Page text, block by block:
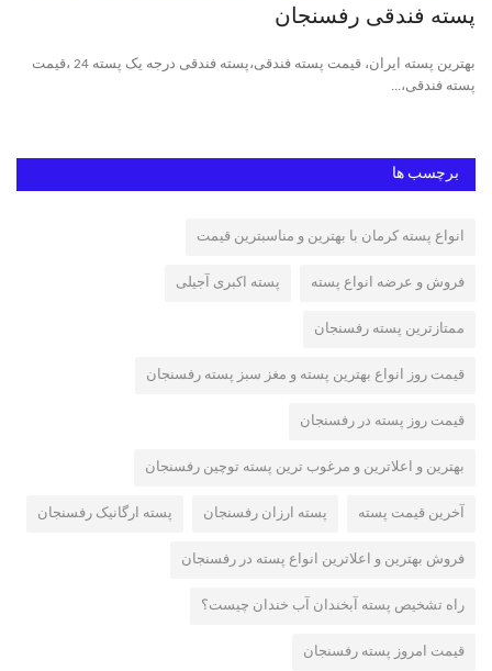
پسته فندقی رفسنجان
بهترین پسته ایران، قیمت پسته فندقی،پسته فندقی درجه یک پسته 24 ،قیمت
پسته فندقی،...
برچسب ها
انواع پسته کرمان با بهترین و مناسبترین قیمت
فروش و عرضه انواع پسته پسته اکبری آجیلی
ممتازترین پسته رفسنجان
قیمت روز انواع بهترین پسته و مغز سبز پسته رفسنجان
قیمت روز پسته در رفسنجان
بهترین و اعلاترین و مرغوب ترین پسته توچین رفسنجان
آخرین قیمت پسته پسته ارزان رفسنجان پسته ارگانیک رفسنجان
فروش بهترین و اعلاترین انواع پسته در رفسنجان
راه تشخیص پسته آبخندان آب خندان چیست؟
قیمت امروز پسته رفسنجان